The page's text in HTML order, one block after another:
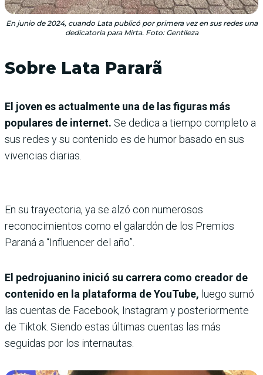
En junio de 2024, cuando Lata publicó por primera vez en sus redes una
dedicatoria para Mirta. Foto: Gentileza
Sobre Lata Pararã
El joven es actualmente una de las figuras más
populares de internet. Se dedica a tiempo completo a
sus redes y su contenido es de humor basado en sus
vivencias diarias.
En su trayectoria, ya se alzó con numerosos
reconocimientos como el galardón de los Premios
Paraná a “Influencer del año”.
El pedrojuanino inició su carrera como creador de
contenido en la plataforma de YouTube, luego sumó
las cuentas de Facebook, Instagram y posteriormente
de Tiktok. Siendo estas últimas cuentas las más
seguidas por los internautas.